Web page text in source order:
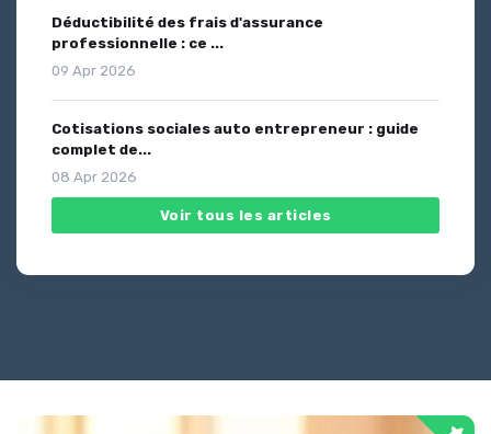
Déductibilité des frais d'assurance
professionnelle : ce ...
09 Apr 2026
Cotisations sociales auto entrepreneur : guide
complet de...
08 Apr 2026
Voir tous les articles